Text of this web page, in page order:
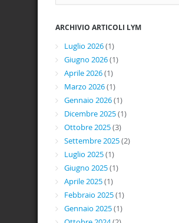
ARCHIVIO ARTICOLI LYM
Luglio 2026(1)
Giugno 2026(1)
Aprile 2026(1)
Marzo 2026(1)
Gennaio 2026(1)
Dicembre 2025(1)
Ottobre 2025(3)
Settembre 2025(2)
Luglio 2025(1)
Giugno 2025(1)
Aprile 2025(1)
Febbraio 2025(1)
Gennaio 2025(1)